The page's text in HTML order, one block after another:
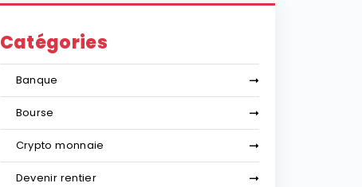
Catégories
Banque
Bourse
Crypto monnaie
Devenir rentier